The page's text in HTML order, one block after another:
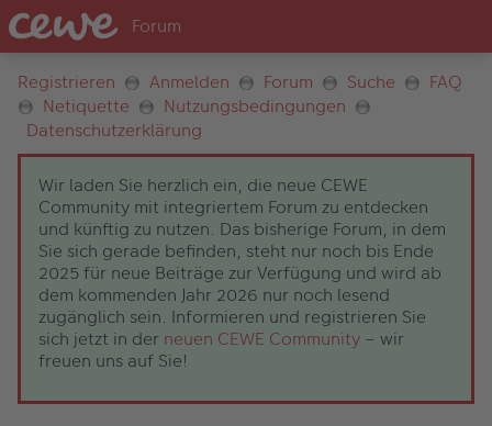
Registrieren Anmelden Forum Suche
FAQ
Netiquette
Nutzungsbedingungen
Datenschutzerklärung
Wir laden Sie herzlich ein, die neue CEWE
Community mit integriertem Forum zu entdecken
und künftig zu nutzen. Das bisherige Forum, in dem
Sie sich gerade befinden, steht nur noch bis Ende
2025 für neue Beiträge zur Verfügung und wird ab
dem kommenden Jahr 2026 nur noch lesend
zugänglich sein. Informieren und registrieren Sie
sich jetzt in der neuen CEWE Community – wir
freuen uns auf Sie!